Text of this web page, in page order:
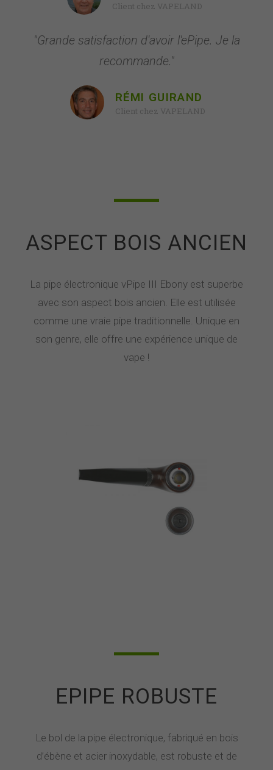
Client chez VAPELAND
"Grande satisfaction d'avoir l'ePipe. Je la
recommande."
RÉMI GUIRAND
Client chez VAPELAND
ASPECT BOIS ANCIEN
La pipe électronique vPipe III Ebony est superbe
avec son aspect bois ancien. Elle est utilisée
comme une vraie pipe traditionnelle. Unique en
son genre, elle offre une expérience unique de
vape !
EPIPE ROBUSTE
Le bol de la pipe électronique, fabriqué en bois
d’ébène et acier inoxydable, est robuste et de